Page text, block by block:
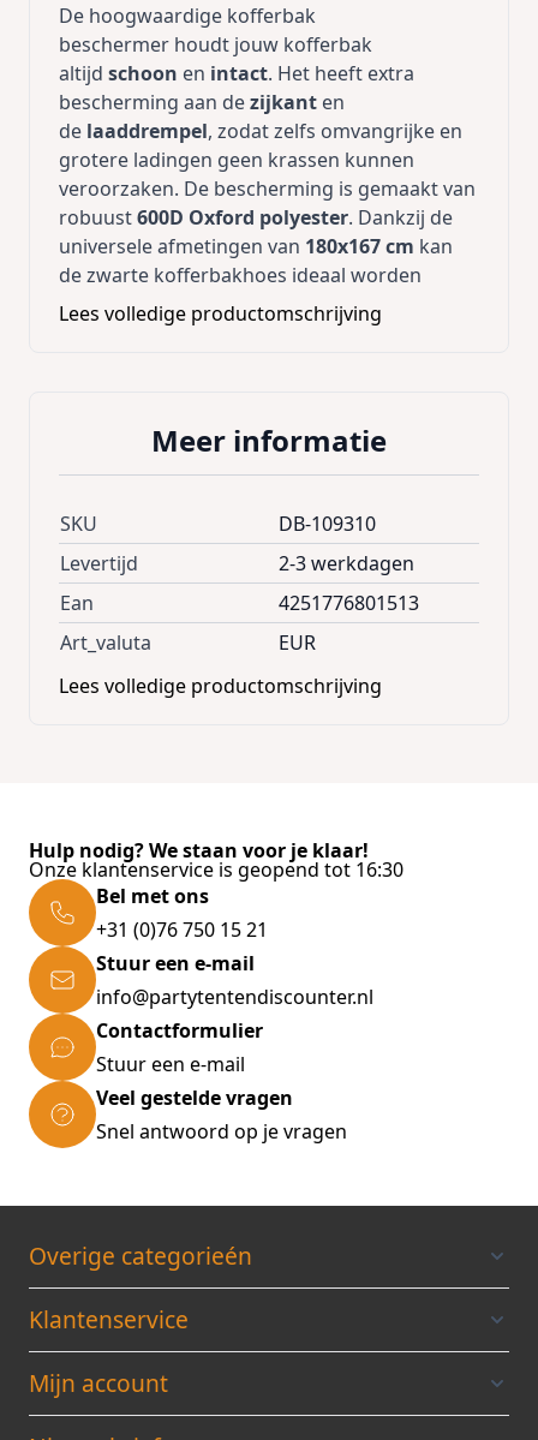
De hoogwaardige kofferbak
beschermer houdt jouw kofferbak
altijd schoon en intact. Het heeft extra
bescherming aan dezijkant en
de laaddrempel, zodat zelfs omvangrijke en
grotere ladingen geen krassen kunnen
veroorzaken. De bescherming is gemaakt van
robuust600D Oxford polyester. Dankzij de
universele afmetingen van 180x167 cm kan
de zwarte kofferbakhoes ideaal worden
geïntegreerd in elke kofferbak, van kleine
auto's tot SUV's.
bevestigd .4 banden met
zuignappenbieden extra steun. De levering
de klittenbandsluitingen met plakstrips, als
alternatief kan de hoes ook worden gebruikt
in een kofferbak met stoffen bekleding
zonder extra klittenbandonderdelen.
Productvoordelen:
Krasbestendig, waterdicht en gemakkelijk
afwasbaar
Gemakkelijk af te wassen
Technische gegevens:
Afmeting: 180 x 167 cm
Materiaal: 100% polyester
Materiaaldichtheid: 600D
Afmetingen zakken: 18,5 x 25 cm
Materiaal stiksels en logo: 100% polyurethaan
Aantal riemen: 4
Kleur: Zwart
Leveringsomvang:
12x klittenband met zelfklevende zijde
Lees volledige productomschrijving
Meer informatie
SKU
DB-109310
Levertijd
2-3 werkdagen
Ean
4251776801513
Art_valuta
EUR
Lees volledige productomschrijving
Hulp nodig? We staan voor je klaar!
Onze klantenservice is geopend tot 16:30
Bel met ons
+31 (0)76 750 15 21
Stuur een e-mail
info@partytentendiscounter.nl
Contactformulier
Stuur een e-mail
Veel gestelde vragen
Snel antwoord op je vragen
Overige categorieén
Klantenservice
Mijn account